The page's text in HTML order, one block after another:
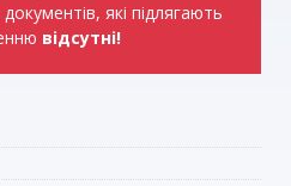
які підлягають
відсутні!